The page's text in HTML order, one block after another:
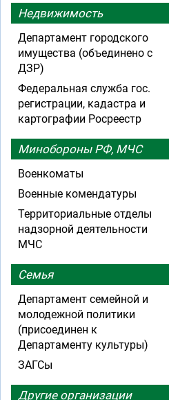
Недвижимость
Департамент городского
имущества (объединено с
ДЗР)
Федеральная служба гос.
регистрации, кадастра и
картографии Росреестр
Минобороны РФ, МЧС
Военкоматы
Военные комендатуры
Территориальные отделы
надзорной деятельности
МЧС
Семья
Департамент семейной и
молодежной политики
(присоединен к
Департаменту культуры)
ЗАГСы
Другие организации